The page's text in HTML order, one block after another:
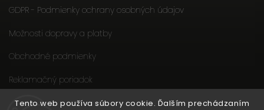
Tento web používa súbory cookie. Ďalším prechádzaním
GDPR - Podmienky ochrany osobných údajov
Možnosti dopravy a platby
Obchodné podmienky
Reklamačný poriadok
Slow fashion podporuje ženy